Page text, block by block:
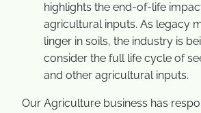
highlights the end-of-life
agricultural inputs. As legacy
linger in soils, the industry is
consider the full life cycle of
and other agricultural inputs.
Our Agriculture business has